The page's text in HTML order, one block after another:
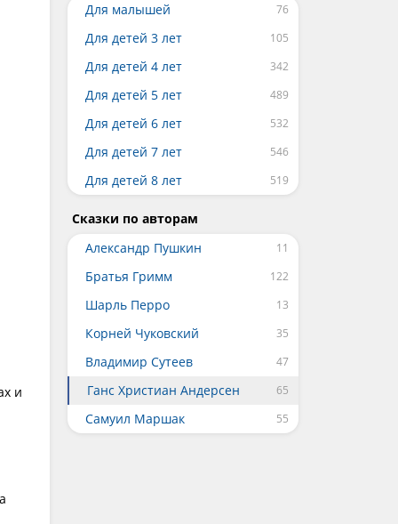
и
Для малышей
Для детей 3 лет
Для детей 4 лет
Для детей 5 лет
Для детей 6 лет
Для детей 7 лет
Для детей 8 лет
Сказки по авторам
Александр Пушкин
Братья Гримм
Шарль Перро
Корней Чуковский
Владимир Сутеев
Ганс Христиан Андерсен
Самуил Маршак